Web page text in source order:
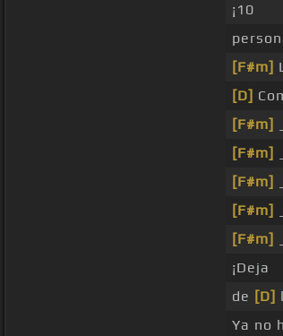
¡10
[F#m]
[D]
[F#m]
[F#m]
[F#m]
[F#m]
[F#m]
¡Deja
de [D]
Ya no